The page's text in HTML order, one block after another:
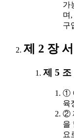
가
며
구
제 2 장
제 5
①
육
②
을
요